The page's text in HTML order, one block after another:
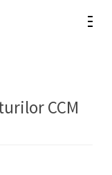
CCM